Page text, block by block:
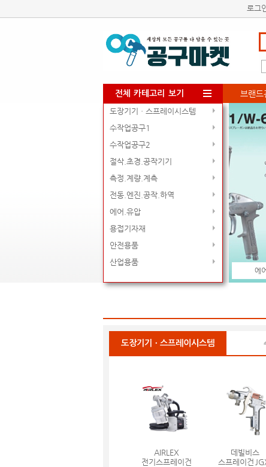
로그
전체 카테고리 보기 브랜드
도장기기ㆍ스프레이시스템
수작업공구1
수작업공구2
절삭.초경.공작기기
측정.계량.계측
전동.엔진.공작.하역
에어.유압
용접기자재
안전용품
산업용품
에
도장기기ㆍ스프레이시스템
AIRLEX
전기스프레이건
데빌비스
스프레이건